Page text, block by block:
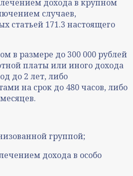
дохода в крупном
случаев,
статьей 171.3 настоящего
в размере до 300 000 рублей
платы или иного дохода
до 2 лет, либо
на срок до 480 часов, либо
группой;
дохода в особо